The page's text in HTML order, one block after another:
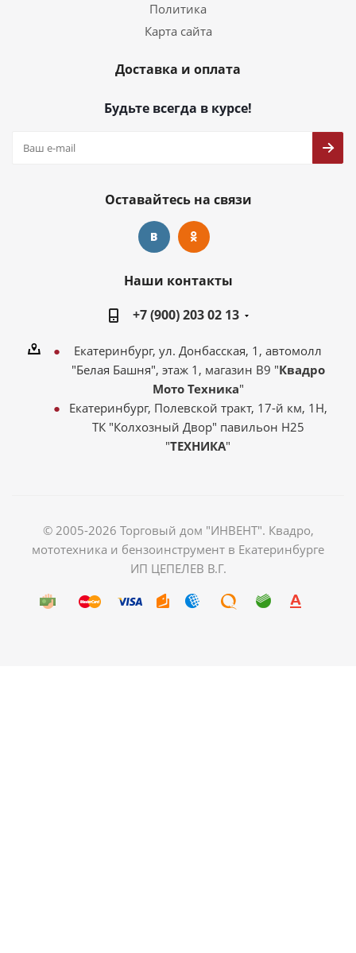
Политика
Карта сайта
Доставка и оплата
Будьте всегда в курсе!
Оставайтесь на связи
Наши контакты
+7 (900) 203 02 13
Екатеринбург, ул. Донбасская, 1, автомолл
"Белая Башня", этаж 1, магазин В9 "Квадро
Мото Техника"
Екатеринбург, Полевской тракт, 17-й км, 1Н,
ТК "Колхозный Двор" павильон Н25
"ТЕХНИКА"
© 2005-2026 Торговый дом "ИНВЕНТ". Квадро,
мототехника и бензоинструмент в Екатеринбурге
ИП ЦЕПЕЛЕВ В.Г.